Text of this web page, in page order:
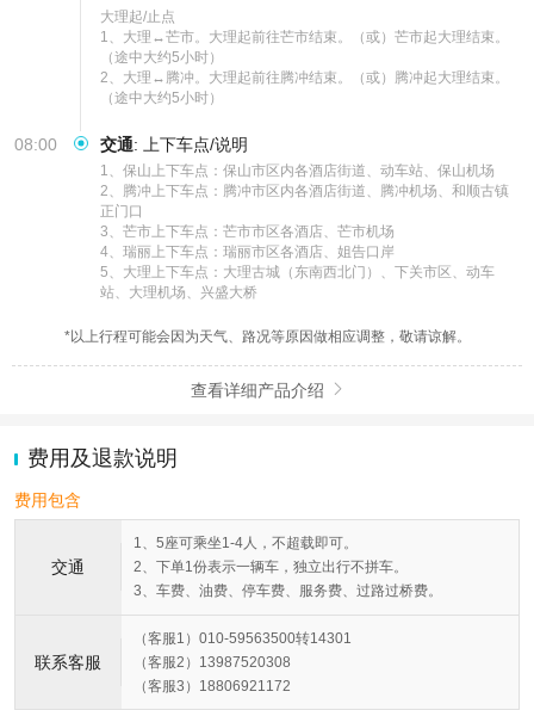
大理起/止点
1、大理↔芒市。大理起前往芒市结束。（或）芒市起大理结束。
（途中大约5小时）
2、大理↔腾冲。大理起前往腾冲结束。（或）腾冲起大理结束。
（途中大约5小时）
08:00 交通: 上下车点/说明
1、保山上下车点：保山市区内各酒店街道、动车站、保山机场
2、腾冲上下车点：腾冲市区内各酒店街道、腾冲机场、和顺古镇
正门口
3、芒市上下车点：芒市市区各酒店、芒市机场
4、瑞丽上下车点：瑞丽市区各酒店、姐告口岸
5、大理上下车点：大理古城（东南西北门）、下关市区、动车
站、大理机场、兴盛大桥
*以上行程可能会因为天气、路况等原因做相应调整，敬请谅解。
查看详细产品介绍 
费用及退款说明
费用包含
交通
1、5座可乘坐1-4人，不超载即可。
2、下单1份表示一辆车，独立出行不拼车。
3、车费、油费、停车费、服务费、过路过桥费。
联系客服
（客服1）010-59563500转14301
（客服2）13987520308
（客服3）18806921172